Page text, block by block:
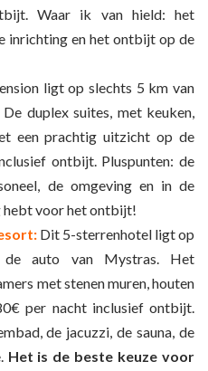
Waar ik van hield: het
inrichting en het ontbijt op de
ligt op slechts 5 km van
duplex suites, met keuken,
een prachtig uitzicht op de
ontbijt. Pluspunten: de
de omgeving en in de
hebt voor het ontbijt!
Dit 5-sterrenhotel ligt op
auto van Mystras. Het
met stenen muren, houten
per nacht inclusief ontbijt.
de jacuzzi, de sauna, de
Het is de beste keuze voor